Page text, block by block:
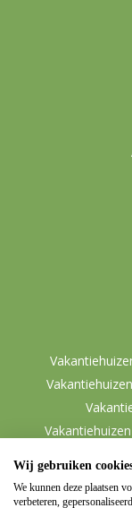
Wij gebruiken
We kunnen deze plaatsen
verbeteren,